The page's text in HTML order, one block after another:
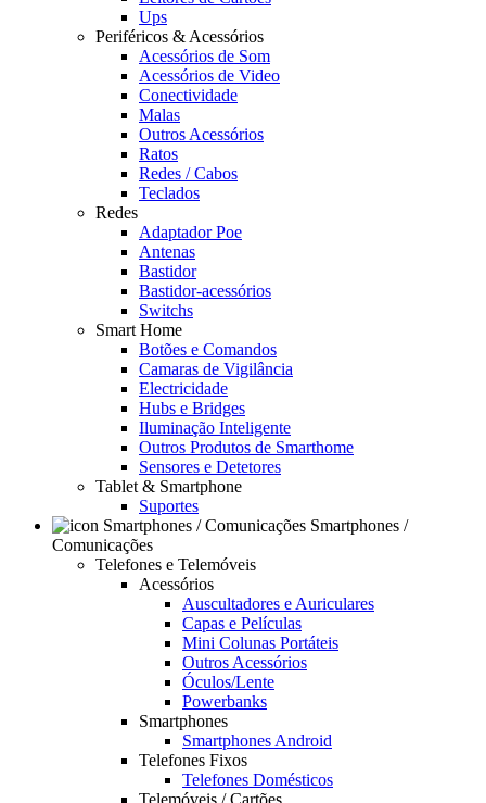
Ups
Periféricos & Acessórios
Acessórios de Som
Acessórios de Video
Conectividade
Malas
Outros Acessórios
Ratos
Redes / Cabos
Teclados
Redes
Adaptador Poe
Antenas
Bastidor
Bastidor-acessórios
Switchs
Smart Home
Botões e Comandos
Camaras de Vigilância
Electricidade
Hubs e Bridges
Iluminação Inteligente
Outros Produtos de Smarthome
Sensores e Detetores
Tablet & Smartphone
Suportes
Smartphones /
Comunicações
Telefones e Telemóveis
Acessórios
Auscultadores e Auriculares
Capas e Películas
Mini Colunas Portáteis
Outros Acessórios
Óculos/Lente
Powerbanks
Smartphones
Smartphones Android
Telefones Fixos
Telefones Domésticos
Telemóveis / Cartões